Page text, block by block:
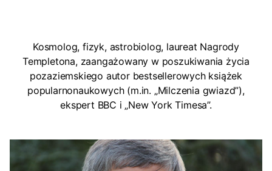
Kosmolog, fizyk, astrobiolog, laureat Nagrody
Templetona, zaangażowany w poszukiwania życia
pozaziemskiego autor bestsellerowych książek
popularnonaukowych (m.in. „Milczenia gwiazd”),
ekspert BBC i „New York Timesa”.